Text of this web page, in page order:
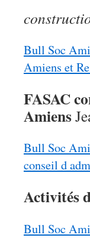
Bull Soc
Amiens et
FASAC
Amiens
Bull Soc
conseil d
Activités
Bull Soc